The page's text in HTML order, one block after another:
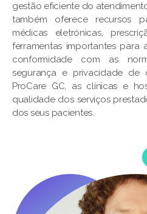
gestão eficiente do
também oferece recursos
médicas eletrónicas,
ferramentas importantes para
conformidade com as
segurança e privacidade
ProCare GC, as clínicas e
qualidade dos serviços
dos seus pacientes.